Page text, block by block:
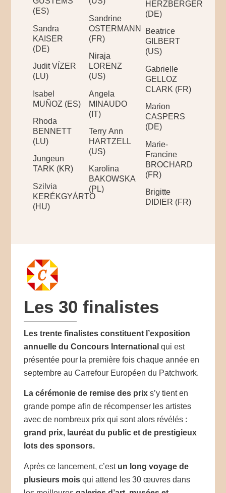
Les 30 finalistes
Les trente finalistes constituent l’exposition
annuelle du Concours International qui est
présentée pour la première fois chaque année en
septembre au Carrefour Européen du Patchwork.
La cérémonie de remise des prixs’y tient en
grande pompe afin de récompenser les artistes
avec de nombreux prix qui sont alors révélés :
grand prix, lauréat du public et de prestigieux
lots des sponsors.
Après ce lancement, c’est un long voyage de
plusieurs moisqui attend les 30 œuvres dans
(ES)
Sandra
KAISER
(DE)
Judit VÍZER
(LU)
Isabel
MUÑOZ (ES)
Rhoda
BENNETT
(LU)
Jungeun
TARK (KR)
Szilvia
KERÉKGYÁRTÓ
(HU)
Sandrine
OSTERMANN
(FR)
Niraja
LORENZ
(US)
Angela
MINAUDO
(IT)
Terry Ann
HARTZELL
(US)
Karolina
BAKOWSKA
(PL)
HERZBERGER
(DE)
Beatrice
GILBERT
(US)
Gabrielle
GELLOZ
CLARK (FR)
Marion
CASPERS
(DE)
Marie-
Francine
BROCHARD
(FR)
Brigitte
DIDIER (FR)